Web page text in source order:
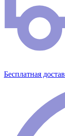
Бесплатная